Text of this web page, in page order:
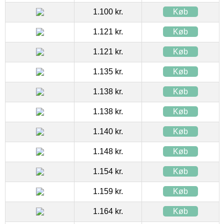
1.100 kr. Køb
1.121 kr. Køb
1.121 kr. Køb
1.135 kr. Køb
1.138 kr. Køb
1.138 kr. Køb
1.140 kr. Køb
1.148 kr. Køb
1.154 kr. Køb
1.159 kr. Køb
1.164 kr. Køb